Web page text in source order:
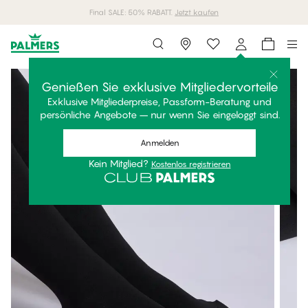
Final SALE: 50% RABATT. Jetzt kaufen
Storefinder
Genießen Sie exklusive Mitgliedervorteile
Exklusive Mitgliederpreise, Passform-Beratung und
persönliche Angebote – nur wenn Sie eingeloggt sind.
Anmelden
Kein Mitglied? Kostenlos registrieren